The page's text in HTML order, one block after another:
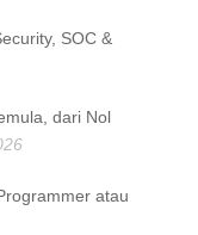
SOC &
dari Nol
atau